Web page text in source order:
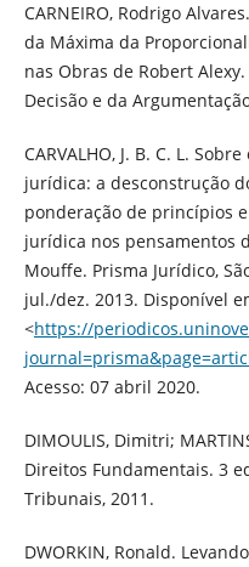
CARNEIRO, Rodrigo
da Máxima da
nas Obras de Robert
Decisão e da
CARVALHO, J. B. C. L.
jurídica: a desconstrução
ponderação de princípios
jurídica nos pensamentos
Mouffe. Prisma Jurídico,
jul./dez. 2013. Disponível
<https://
Acesso: 07 abril 2020.
DIMOULIS, Dimitri;
Direitos Fundamentais. 3
Tribunais, 2011.
DWORKIN, Ronald.